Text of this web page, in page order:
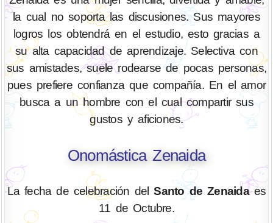
la cual no soporta las discusiones. Sus mayores
logros los obtendrá en el estudio, esto gracias a
su alta capacidad de aprendizaje. Selectiva con
sus amistades, suele rodearse de pocas personas,
pues prefiere confianza que compañía. En el amor
busca a un hombre con el cual compartir sus
gustos y aficiones.
Onomástica Zenaida
La fecha de celebración delSanto de Zenaidaes
11 de Octubre.